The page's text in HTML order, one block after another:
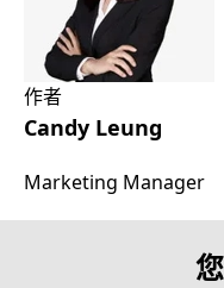
作者
Candy Leung
Marketing Manager